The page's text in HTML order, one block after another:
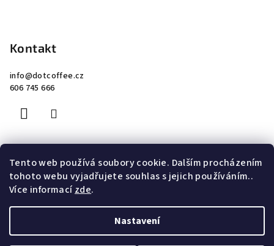
Tento web používá soubory cookie. Dalším procházením
tohoto webu vyjadřujete souhlas s jejich používáním..
Více informacízde.
Nastavení
Kontakt
info@dotcoffee.cz
606 745 666
Facebook